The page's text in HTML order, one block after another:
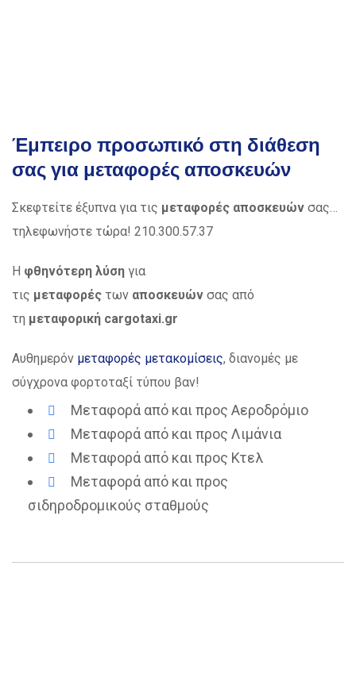
Έμπειρο προσωπικό στη διάθεση
σας για μεταφορές αποσκευών
Σκεφτείτε έξυπνα για τις μεταφορές αποσκευών σας…
τηλεφωνήστε τώρα! 210.300.57.37
Η φθηνότερη λύση για
τις μεταφορές των αποσκευών σας από
τη μεταφορική cargotaxi.gr
Αυθημερόν μεταφορές μετακομίσεις, διανομές με
σύγχρονα φορτοταξί τύπου βαν!
Μεταφορά από και προς Αεροδρόμιο
Μεταφορά από και προς Λιμάνια
Μεταφορά από και προς Κτελ
Μεταφορά από και προς
σιδηροδρομικούς σταθμούς